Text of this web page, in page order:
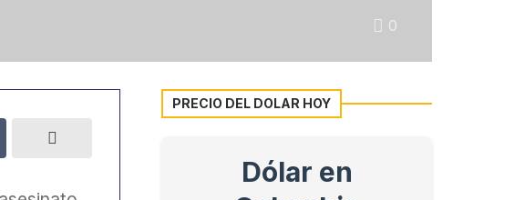
0
PRECIO DEL DOLAR HOY
Dólar en